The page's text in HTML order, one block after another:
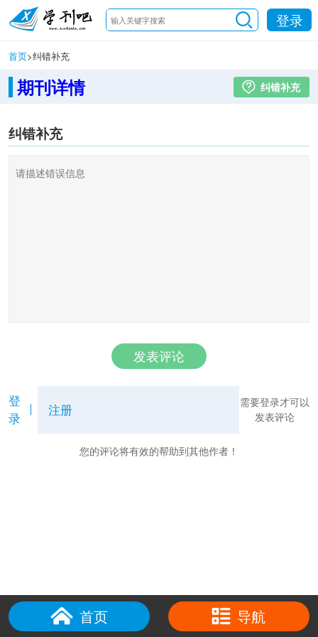
登录
首页>纠错补充
期刊详情 纠错补充
纠错补充
发表评论
登
录
注册
需要登录才可以
发表评论
您的评论将有效的帮助到其他作者！
首页 导航